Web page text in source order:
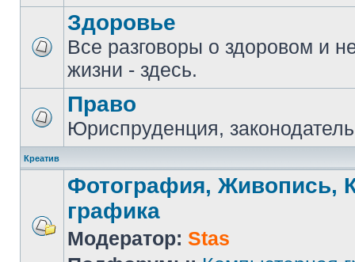
Здоровье
Все разговоры о здоровом и
жизни - здесь.
Право
Юриспруденция,
Креатив
Фотография, Живопись,
графика
Модератор: Stas